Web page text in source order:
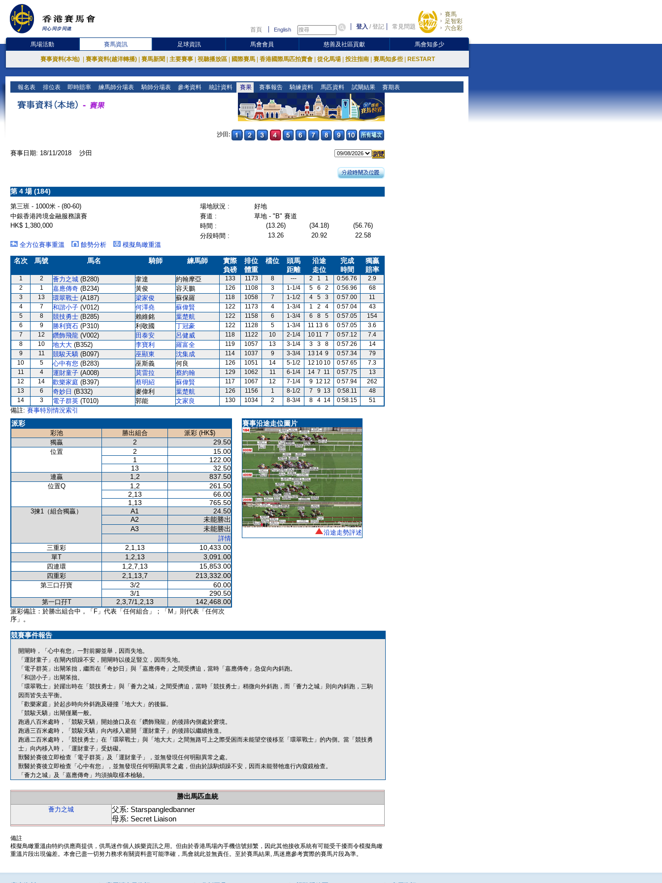
首頁 English 登入 /登記 常見問題
賽馬
足智彩
六合彩
馬場活動 賽馬資訊 足球資訊 馬會會員 慈善及社區貢獻 馬會知多少
賽事資料(本地) 賽事資料(越洋轉播) 賽馬新聞 主要賽事 視聽播放區 國際賽馬 香港國際馬匹拍賣會 從化馬場 投注指南 賽馬知多些 RESTART
報名表 排位表 即時賠率 練馬師分場表 騎師分場表 參考資料 統計資料 賽果 賽事報告 騎練資料 馬匹資料 試閘結果 賽期表
沙田:
賽事日期: 18/11/2018 沙田
第 4 場 (184)
第三班 - 1000米 - (80-60) 場地狀況 :
好地
中銀香港跨境金融服務讓賽
賽道 :
草地 - "B" 賽道
HK$ 1,380,000
時間 : (13.26) (34.18)
(56.76)
分段時間 :
13.26 20.92
22.58
全方位賽事重溫
餘勢分析 模擬鳥瞰重溫
名次 馬號 馬名 騎師 練馬師
實際
負磅
排位
體重
檔位
頭馬
距離
沿途
走位
完成
時間
獨贏
賠率
1 2 薈力之城 (B280) 韋達 約翰摩亞 133 1173 8 --- 2 1 1 0:56.76
2.9
2
1 嘉應傳奇 (B234) 黃俊 容天鵬 126 1108 3 1-1/4 5 6 2 0:56.96
68
3
13 環翠戰士 (A187) 梁家俊 蘇保羅 118 1058 7 1-1/2 4 5 3 0:57.00
11
4
7 和諧小子 (V012) 何澤堯 蘇偉賢 122 1173 4 1-3/4 1 2 4 0:57.04
43
5
8 競技勇士 (B285) 賴維銘 葉楚航 122 1158 6 1-3/4 6 8 5 0:57.05
154
6
9 勝利寶石 (P310) 利敬國 丁冠豪 122 1128 5 1-3/4 11 13 6 0:57.05
3.6
7
12 鑽飾飛龍 (V002) 田泰安 呂健威 118 1122 10 2-1/4 10 11 7 0:57.12
7.4
8
10 地大大 (B352) 李寶利 羅富全 119 1057 13 3-1/4 3 3 8 0:57.26
14
9
11 競駿天驕 (B097) 巫顯東 沈集成 114 1037 9 3-3/4 13 14 9 0:57.34
79
10
5 心中有您 (B283) 巫斯義 何良 126 1051 14 5-1/2 12 10 10 0:57.65
7.3
11
4 運財童子 (A008) 莫雷拉 蔡約翰 129 1062 11 6-1/4 14 7 11 0:57.75
13
12
14 歡樂家庭 (B397) 蔡明紹 蘇偉賢 117 1067 12 7-1/4 9 12 12 0:57.94
262
13
6 奇妙日 (B332) 麥偉利 葉楚航 126 1156 1 8-1/2 7 9 13 0:58.11
48
14
3 電子群英 (T010) 郭能 文家良 130 1034 2 8-3/4 8 4 14 0:58.15 51
備註: 賽事特別情況索引
派彩
彩池 勝出組合
派彩 (HK$)
獨贏
2 29.50
位置 2
15.00
1
122.00
13
32.50
連贏 1,2 837.50
位置Q 1,2
261.50
2,13
66.00
1,13
765.50
3揀1（組合獨贏） A1
24.50
A2
未能勝出
A3
未能勝出
詳情
三重彩
2,1,13 10,433.00
單T 1,2,13 3,091.00
四連環 1,2,7,13 15,853.00
四重彩 2,1,13,7 213,332.00
第三口孖寶 3/2
60.00
3/1
290.50
第一口孖T 2,3,7/1,2,13 142,468.00
派彩備註：於勝出組合中，「F」代表「任何組合」；「M」則代表「任何次
序」。
賽事沿途走位圖片
沿途走勢評述
競賽事件報告
開閘時，「心中有您」一對前腳並舉，因而失地。
「運財童子」在閘內煩躁不安，開閘時以後足豎立，因而失地。
「電子群英」出閘笨拙，繼而在「奇妙日」與「嘉應傳奇」之間受擠迫，當時「嘉應傳奇」急促向內斜跑。
「和諧小子」出閘笨拙。
「環翠戰士」於躍出時在「競技勇士」與「薈力之城」之間受擠迫，當時「競技勇士」稍微向外斜跑，而「薈力之城」則向內斜跑，三駒
因而皆失去平衡。
「歡樂家庭」於起步時向外斜跑及碰撞「地大大」的後軀。
「競駿天驕」出閘僅屬一般。
跑過八百米處時，「競駿天驕」開始搶口及在「鑽飾飛龍」的後蹄內側處於窘境。
跑過三百米處時，「競駿天驕」向內移入避開「運財童子」的後蹄以繼續推進。
跑過二百米處時，「競技勇士」在「環翠戰士」與「地大大」之間無路可上之際受困而未能望空後移至「環翠戰士」的內側。當「競技勇
士」向內移入時，「運財童子」受妨礙。
獸醫於賽後立即檢查「電子群英」及「運財童子」，並無發現任何明顯異常之處。
獸醫於賽後立即檢查「心中有您」，並無發現任何明顯異常之處，但由於該駒煩躁不安，因而未能替牠進行內窺鏡檢查。
「薈力之城」及「嘉應傳奇」均須抽取樣本檢驗。
勝出馬匹血統
薈力之城
父系: Starspangledbanner
母系: Secret Liaison
備註
模擬鳥瞰重溫由特約供應商提供，供馬迷作個人娛樂資訊之用。但由於香港馬場內手機信號頻繁，因此其他接收系統有可能受干擾而令模擬鳥瞰
重溫片段出現偏差。本會已盡一切努力務求有關資料盡可能準確，馬會就此並無責任。至於賽馬結果, 馬迷應參考實際的賽馬片段為準。